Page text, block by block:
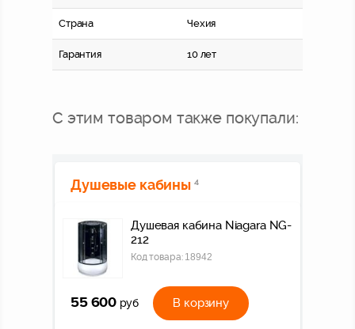
Страна Чехия
Гарантия 10 лет
С этим товаром также покупали:
Душевые кабины 4
Душевая кабина Niagara NG-
212
Код товара: 18942
55 600 руб В корзину